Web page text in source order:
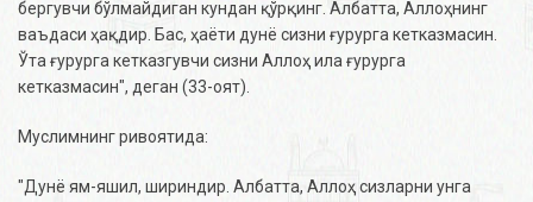
бергувчи бўлмайдиган кундан қўрқинг. Албатта, Аллоҳнинг
ваъдаси ҳақдир. Бас, ҳаёти дунё сизни ғурурга кетказмасин.
Ўта ғурурга кетказгувчи сизни Аллоҳ ила ғурурга
кетказмасин", деган (33-оят).
Муслимнинг ривоятида:
"Дунё ям-яшил, шириндир. Албатта, Аллоҳ сизларни унга